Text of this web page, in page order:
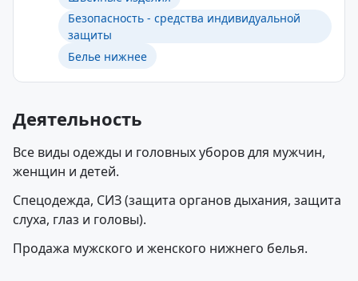
Безопасность - средства индивидуальной
защиты
Белье нижнее
Деятельность
Все виды одежды и головных уборов для мужчин,
женщин и детей.
Спецодежда, СИЗ (защита органов дыхания, защита
слуха, глаз и головы).
Продажа мужского и женского нижнего белья.